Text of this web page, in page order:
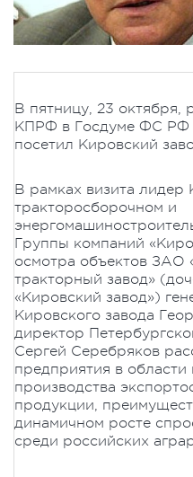
В пятницу, 23 октября,
КПРФ в Госдуме ФС РФ
посетил Кировский
В рамках визита
тракторосборочном и
Группы компаний
осмотра объектов ЗАО
тракторный завод»
«Кировский завод»)
Кировского завода
директор
Сергей Серебряков
предприятия в
производства
продукции,
динамичном росте
среди российских